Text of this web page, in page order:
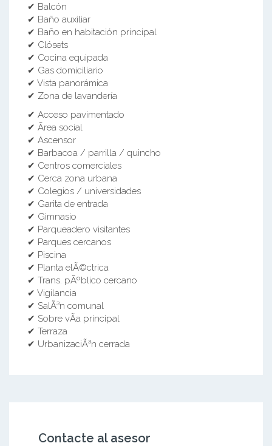
✔ Balcón
✔ Baño auxiliar
✔ Baño en habitación principal
✔ Clósets
✔ Cocina equipada
✔ Gas domiciliario
✔ Vista panorámica
✔ Zona de lavandería
✔ Acceso pavimentado
✔ Ãrea social
✔ Ascensor
✔ Barbacoa / parrilla / quincho
✔ Centros comerciales
✔ Cerca zona urbana
✔ Colegios / universidades
✔ Garita de entrada
✔ Gimnasio
✔ Parqueadero visitantes
✔ Parques cercanos
✔ Piscina
✔ Planta elÃ©ctrica
✔ Trans. pÃºblico cercano
✔ Vigilancia
✔ SalÃ³n comunal
✔ Sobre vÃ­a principal
✔ Terraza
✔ UrbanizaciÃ³n cerrada
Contacte al asesor